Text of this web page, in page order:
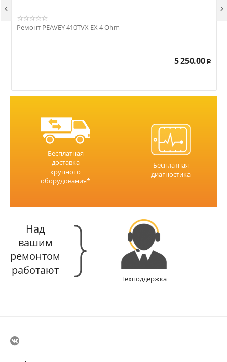
Ремонт PEAVEY 410TVX EX 4 Ohm
5 250.00 Р
 
Бесплатная
доставка
крупного
оборудования*
Бесплатная
диагностика
Над
вашим
ремонтом
работают
Техподдержка